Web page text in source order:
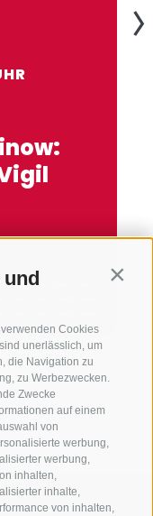
verwenden Cookies
unerlässlich, um
die Navigation zu
zu Werbezwecken.
Zwecke
auf einem
von
werbung,
werbung,
inhalten,
inhalte,
von inhalten,